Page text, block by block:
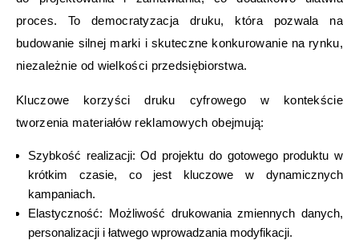
proces. To democratyzacja druku, która pozwala na
budowanie silnej marki i skuteczne konkurowanie na rynku,
niezależnie od wielkości przedsiębiorstwa.
Kluczowe korzyści druku cyfrowego w kontekście
tworzenia materiałów reklamowych obejmują:
Szybkość realizacji: Od projektu do gotowego produktu w
krótkim czasie, co jest kluczowe w dynamicznych
kampaniach.
Elastyczność: Możliwość drukowania zmiennych danych,
personalizacji i łatwego wprowadzania modyfikacji.